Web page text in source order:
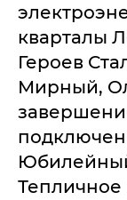
кварталы
Героев
Мирный,
подключен
Тепличное